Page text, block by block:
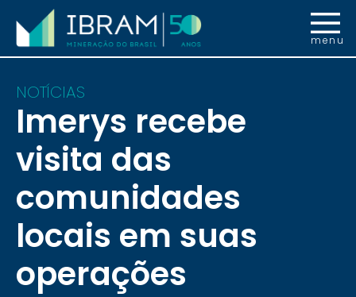
menu
NOTÍCIAS
Imerys recebe
visita das
comunidades
locais em suas
operações